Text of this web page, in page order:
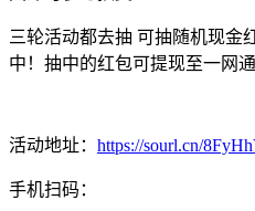
三轮活动都去抽 可抽随机现金
中！抽中的红包可提现至一网通
活动地址： https://sourl.cn/
手机扫码：